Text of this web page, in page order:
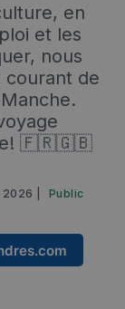
en
et les
nous
courant de
🇫🇷🇬🇧
| Public